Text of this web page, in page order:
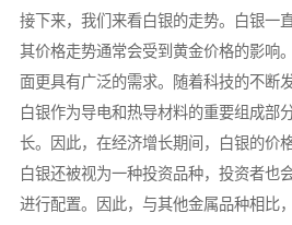
接下来，我们来看白银的走势。白银一
其价格走势通常会受到黄金价格的影响
面更具有广泛的需求。随着科技的不断
白银作为导电和热导材料的重要组成部
长。因此，在经济增长期间，白银的价
白银还被视为一种投资品种，投资者也
进行配置。因此，与其他金属品种相比